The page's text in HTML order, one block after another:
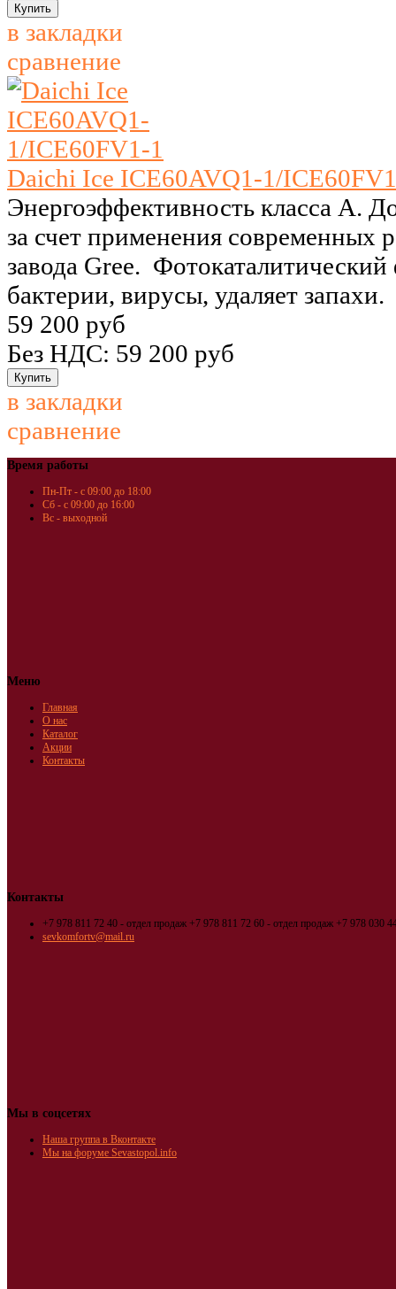
в закладки
сравнение
Daichi Ice ICE60AVQ1-1/
Энергоэффективность класса A.
за счет применения современных
завода Gree.
бактерии, вирусы, удаляет
59 200 руб
Без НДС: 59 200 руб
в закладки
сравнение
Время работы
Пн-Пт - с 09:00 до 18:00
Сб - с 09:00 до 16:00
Вс - выходной
Меню
Главная
О нас
Каталог
Акции
Контакты
Контакты
+7 978 811 72 40 - отдел продаж +7 978 811 72 60 - отдел продаж +7 978 030
sevkomfortv@mail.ru
Мы в соцсетях
Наша группа в Вконтакте
Мы на форуме Sevastopol.info